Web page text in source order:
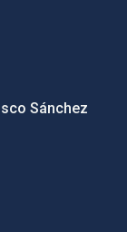
Sánchez